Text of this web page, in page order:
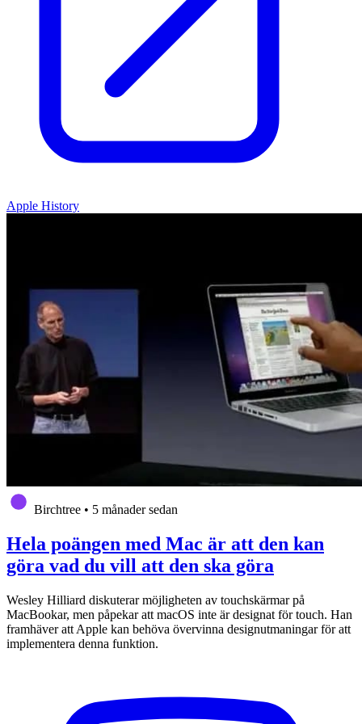
Apple History
Birchtree • 5 månader sedan
Hela poängen med Mac är att den kan
göra vad du vill att den ska göra
Wesley Hilliard diskuterar möjligheten av touchskärmar på
MacBookar, men påpekar att macOS inte är designat för touch. Han
framhäver att Apple kan behöva övervinna designutmaningar för att
implementera denna funktion.